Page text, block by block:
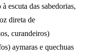
escuta das sabedorias,
direta de
curandeiros)
aymaras e quechuas